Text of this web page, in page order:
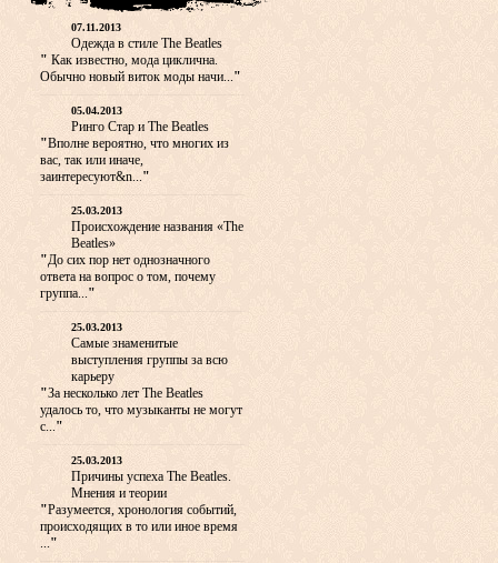
07.11.2013
Одежда в стиле The Beatles
" Как известно, мода циклична.
Обычно новый виток моды начи..."
05.04.2013
Ринго Стар и The Beatles
"Вполне вероятно, что многих из
вас, так или иначе,
заинтересуют&n..."
25.03.2013
Происхождение названия «The
Beatles»
"До сих пор нет однозначного
ответа на вопрос о том, почему
группа..."
25.03.2013
Самые знаменитые
выступления группы за всю
карьеру
"За несколько лет The Beatles
удалось то, что музыканты не могут
с..."
25.03.2013
Причины успеха The Beatles.
Мнения и теории
"Разумеется, хронология событий,
происходящих в то или иное время
..."